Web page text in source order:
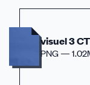
visuel 3
PNG —